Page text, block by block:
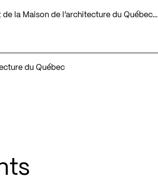
la Maison de l’architecture du Québec…
du Québec